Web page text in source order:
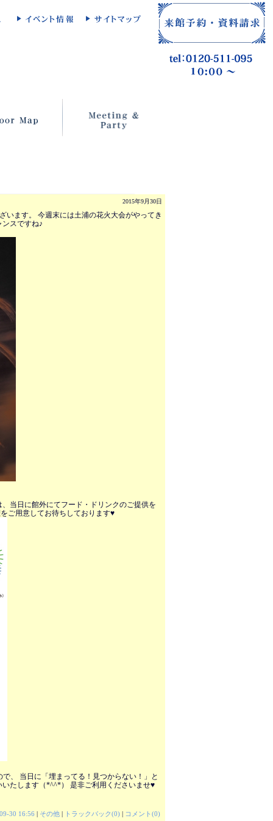
2015年9月30日
います。 今週末には土浦の花火大会がやってき
スですね♪
当日に館外にてフード・ドリンクのご提供を
ご用意してお待ちしております♥
、 当日に「埋まってる！見つからない！」と
たします（*^^*） 是非ご利用くださいませ♥
30 16:56 | その他 | トラックバック(0) | コメント(0)